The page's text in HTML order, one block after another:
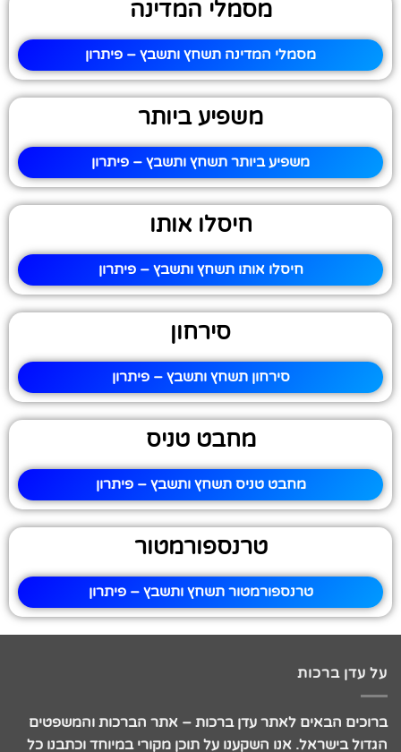
מסמלי המדינה
מסמלי המדינה תשחץ ותשבץ – פיתרון
משפיע ביותר
משפיע ביותר תשחץ ותשבץ – פיתרון
חיסלו אותו
חיסלו אותו תשחץ ותשבץ – פיתרון
סירחון
סירחון תשחץ ותשבץ – פיתרון
מחבט טניס
מחבט טניס תשחץ ותשבץ – פיתרון
טרנספורמטור
טרנספורמטור תשחץ ותשבץ – פיתרון
על עדן ברכות
ברוכים הבאים לאתר עדן ברכות – אתר הברכות והמשפטים
הגדול בישראל. אנו השקענו על תוכן מקורי במיוחד וכתבנו כל